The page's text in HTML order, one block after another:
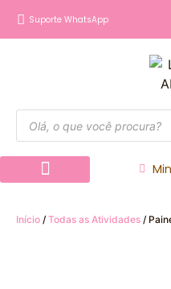
Suporte WhatsApp
Início / Todas as Atividades /